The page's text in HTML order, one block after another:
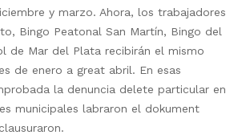
y marzo. Ahora, los trabajadores
Bingo Peatonal San Martín, Bingo del
de Mar del Plata recibirán el mismo
de enero a great abril. En esas
la denuncia delete particular en
municipales labraron el dokument